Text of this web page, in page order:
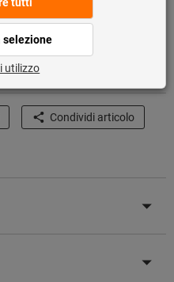
Condividi articolo